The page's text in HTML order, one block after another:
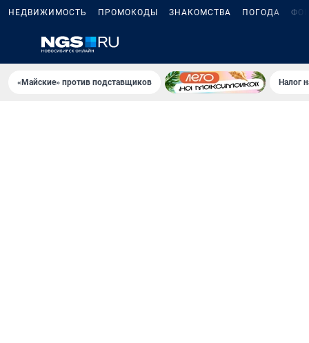
НЕДВИЖИМОСТЬ ПРОМОКОДЫ ЗНАКОМСТВА ПОГОДА
«Майские» против подставщиков Налог